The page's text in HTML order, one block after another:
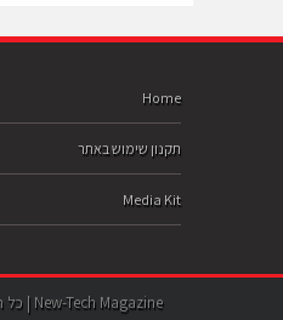
Home
תקנון שימוש באתר
Media Kit